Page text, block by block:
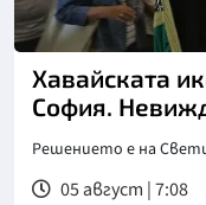
Хавайската
София.
Решението е на
05 август | 7:08